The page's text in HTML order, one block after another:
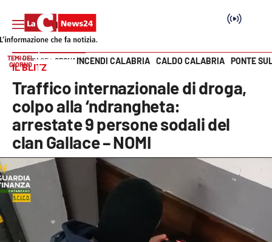
SEZIONI
Cronaca
Politica
Attualità
Economia e lavoro
Vai
TEMI DEL
GIORNO
INCENDI CALABRIA CALDO CALABRIA PONTE
HOME PAGE CRONACA
IL BLITZ
Traffico internazionale di droga,
colpo alla ‘ndrangheta:
arrestate 9 persone sodali del
clan Gallace – NOMI